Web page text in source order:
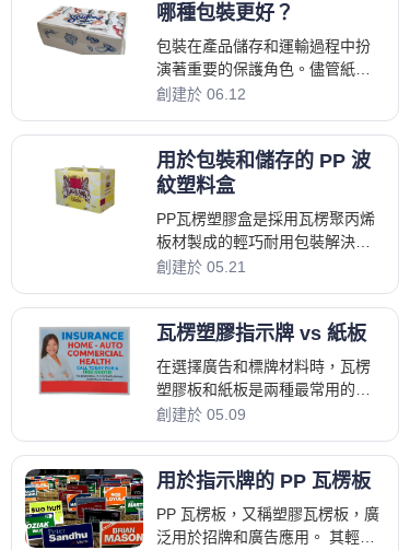
哪種包裝更好？
包裝在產品儲存和運輸過程中扮
演著重要的保護角色。儘管紙板
箱長期以來一直是標準的包裝解
複使用性，塑膠瓦楞紙箱正變得
越來越受歡迎。
創建於 06.12
用於包裝和儲存的 PP 波
紋塑料盒
PP瓦楞塑膠盒是採用瓦楞聚丙烯
板材製成的輕巧耐用包裝解決方
案。 與傳統紙箱相比，它們提供
使用性，使其適用於
創建於 05.21
瓦楞塑膠指示牌 vs 紙板
在選擇廣告和標牌材料時，瓦楞
塑膠板和紙板是兩種最常用的選
項。 每種材料都有其優勢，具體
什麼是瓦楞塑膠
創建於 05.09
用於指示牌的 PP 瓦楞板
PP 瓦楞板，又稱塑膠瓦楞板，廣
泛用於招牌和廣告應用。 其輕巧